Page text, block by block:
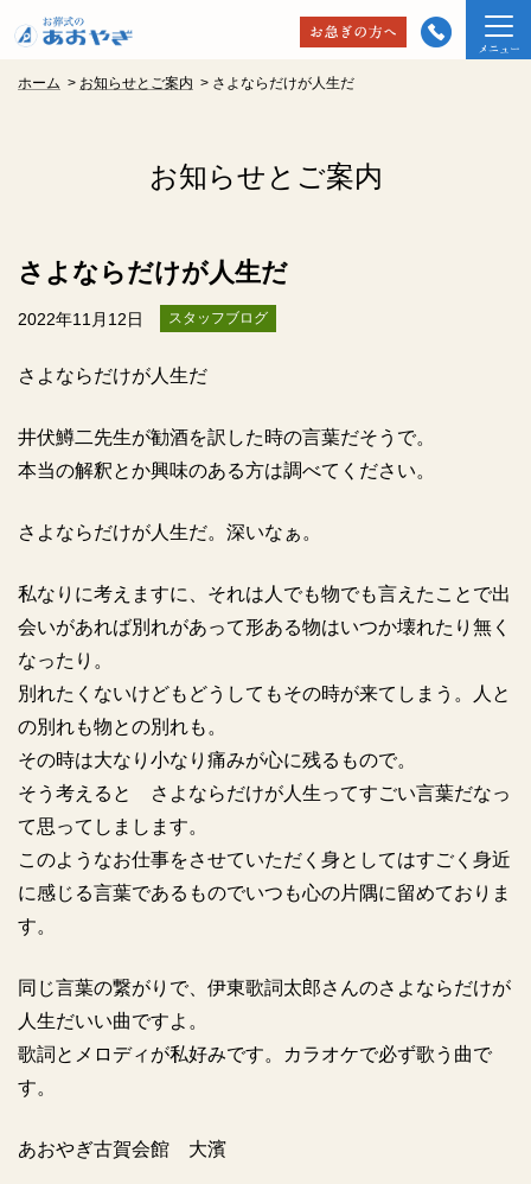
ホーム > お知らせとご案内 > さよならだけが人生だ
お知らせとご案内
さよならだけが人生だ
2022年11月12日 スタッフブログ
さよならだけが人生だ
井伏鱒二先生が勧酒を訳した時の言葉だそうで。
本当の解釈とか興味のある方は調べてください。
さよならだけが人生だ。深いなぁ。
私なりに考えますに、それは人でも物でも言えたことで出
会いがあれば別れがあって形ある物はいつか壊れたり無く
なったり。
別れたくないけどもどうしてもその時が来てしまう。人と
の別れも物との別れも。
その時は大なり小なり痛みが心に残るもので。
そう考えると さよならだけが人生ってすごい言葉だなっ
て思ってしまします。
このようなお仕事をさせていただく身としてはすごく身近
に感じる言葉であるものでいつも心の片隅に留めておりま
す。
同じ言葉の繋がりで、伊東歌詞太郎さんのさよならだけが
人生だいい曲ですよ。
歌詞とメロディが私好みです。カラオケで必ず歌う曲で
す。
あおやぎ古賀会館 大濱